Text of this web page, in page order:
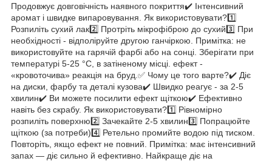
Продовжує довговічність наявного покриття✔️ Інтенсивний
аромат і швидке випаровування. Як використовувати?1️⃣
Розпиліть сухий лак2️⃣ Протріть мікрофіброю до сухий3️⃣ При
необхідності - відполіруйте другою ганчіркою. Примітка: не
використовуйте на гарячій фарбі або на сонці. Зберігати при
температурі 5-25 °С, в затіненому місці. ефект -
«кровоточива» реакція на бруд.✅ Чому це того варте?✔️ Діє
на диски, фарбу та деталі кузова✔️ Швидко реагує - за 2-5
хвилин✔️ Ви можете посилити ефект щіткою✔️ Ефективно
навіть без скрабу. Як використовувати?1️⃣ Рівномірно
розпиліть поверхню2️⃣ Зачекайте 2-5 хвилин3️⃣ Попрацюйте
щіткою (за потреби)4️⃣ Ретельно промийте водою під тиском.
Повторіть, якщо ефект не повний. Примітка: має інтенсивний
запах — діє сильно й ефективно. Найкраще діє на